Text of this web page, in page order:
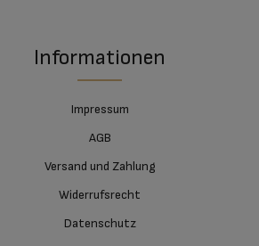
Informationen
Impressum
AGB
Versand und Zahlung
Widerrufsrecht
Datenschutz